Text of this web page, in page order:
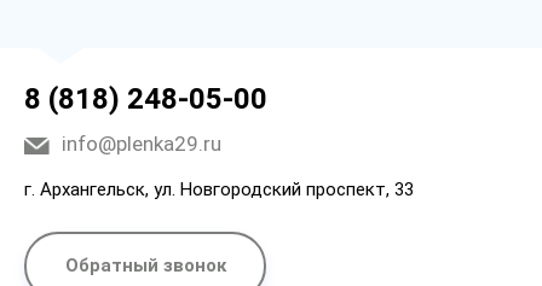
8 (818) 248-05-00
info@plenka29.ru
г. Архангельск, ул. Новгородский проспект, 33
Обратный звонок